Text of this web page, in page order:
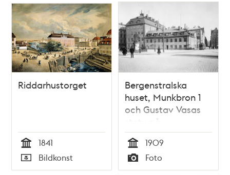
Riddarhustorget
Tid
1841
Typ
Bildkonst
Bergenstralska
huset, Munkbron 1
och Gustav Vasas
staty på
Riddarhustorget.
Lilla Nygatan till
höger
Tid
1909
Typ
Foto